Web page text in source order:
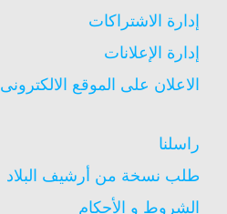
إدارة الاشتراكات
إدارة الإعلانات
الاعلان على الموقع الالكترونى
راسلنا
طلب نسخة من أرشيف البلاد
الشروط و الأحكام